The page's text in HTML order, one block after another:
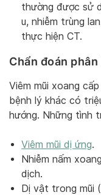
thường được sử
u, nhiễm trùng
thực hiện CT.
Chẩn đoán
Viêm mũi xoang
bệnh lý khác có
hướng. Những tình
Viêm mũi dị ứng.
Nhiễm nấm
dịch.
Dị vật trong mũi